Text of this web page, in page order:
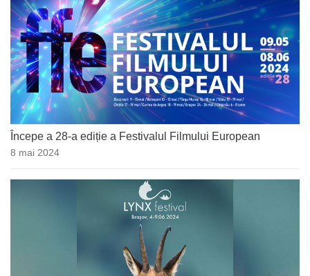
Începe a 28-a ediție a Festivalul Filmului European
8 mai 2024